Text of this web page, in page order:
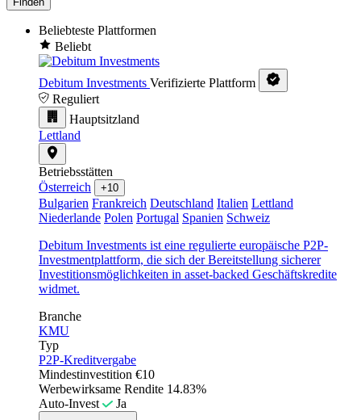
Beliebteste Plattformen
Beliebt
Debitum Investments Verifizierte Plattform
Reguliert
Hauptsitzland
Lettland
Betriebsstätten
Österreich
+10
Bulgarien Frankreich Deutschland Italien Lettland
Niederlande Polen Portugal Spanien Schweiz
Debitum Investments ist eine regulierte europäische P2P-
Investmentplattform, die sich der Bereitstellung sicherer
Investitionsmöglichkeiten in asset-backed Geschäftskredite
widmet.
Branche
KMU
Typ
P2P-Kreditvergabe
Mindestinvestition €10
Werbewirksame Rendite 14.83%
Auto-Invest
Ja